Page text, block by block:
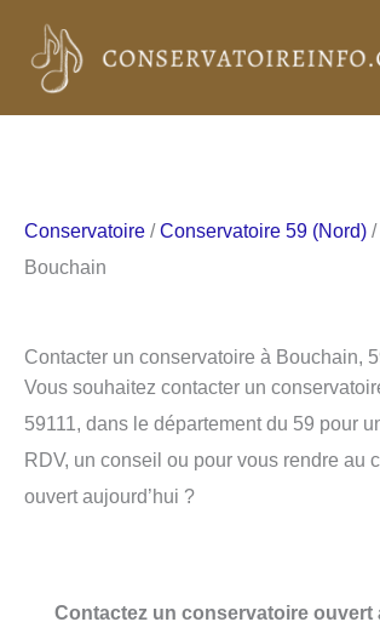
contenu
Conservatoire /Conservatoire 59 (Nord)
Bouchain
Contacter un conservatoire à Bouchain,
Vous souhaitez contacter un
59111, dans le département du 59 pour
RDV, un conseil ou pour vous rendre au
ouvert aujourd’hui ?
Contactez un conservatoire ouvert